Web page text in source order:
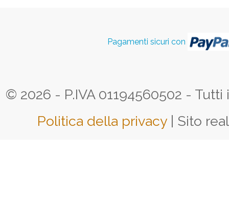
Pagamenti sicuri con
© 2026 - P.IVA 01194560502 -
Politica della privacy | Sito